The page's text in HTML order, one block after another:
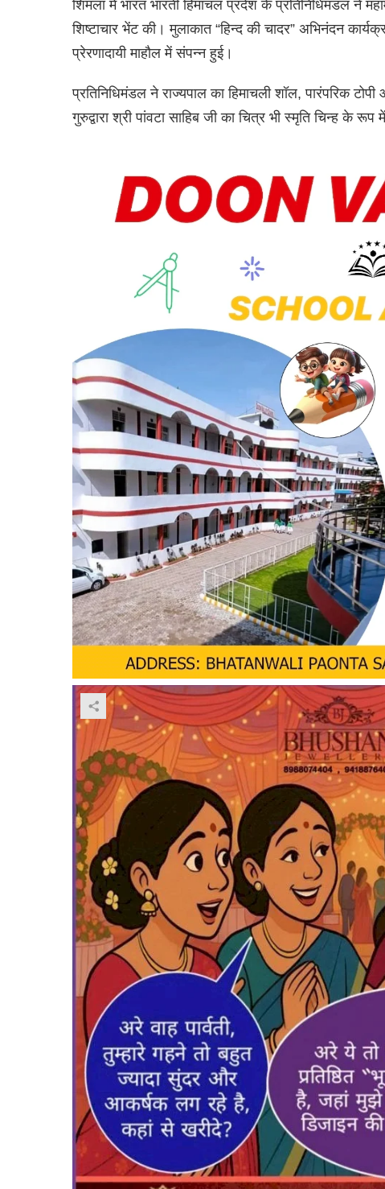
शिमला में भारत भारती हिमाचल प्रदेश के प्रतिनिधिमंडल ने
शिष्टाचार भेंट की। मुलाकात “हिन्द की चादर” अभिनंदन
प्रेरणादायी माहौल में संपन्न हुई।
प्रतिनिधिमंडल ने राज्यपाल का हिमाचली शॉल, पारंपरिक
गुरुद्वारा श्री पांवटा साहिब जी का चित्र भी स्मृति चिन्ह के रूप